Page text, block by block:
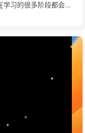
习的很多阶段都会遇
trea，下载地址是
1 直接生成，适合我
合动手能力强，有编
下来我们正式开始探